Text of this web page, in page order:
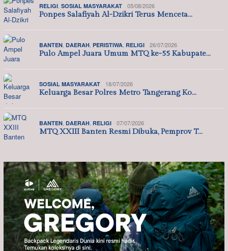
RELIGI SOSIAL MASYARAKAT 05/08/2026
Ponpes Salafiyah Al-Dzikri Terus Menceta…
BANTEN DAERAH PERISTIWA RELIGI 26/07/2026
Pulo Ampel Juara Umum MTQ ke-55 Kabupate…
SOSIAL MASYARAKAT 18/07/2026
Keluarga Besar Polres Metro Tangerang Ko…
BANTEN DAERAH RELIGI 07/07/2026
MTQ XXIII Banten Resmi Dibuka, Pemprov T…